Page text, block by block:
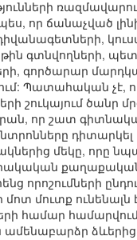
որ ճանաչված
գտնվողների,
գործարար
Պատահական չէ,
շուկայում ծանր
որ շատ
մեկը, որը
որոշումների
մուտք ունենալն
համար
ամենաբարձր ձևերից